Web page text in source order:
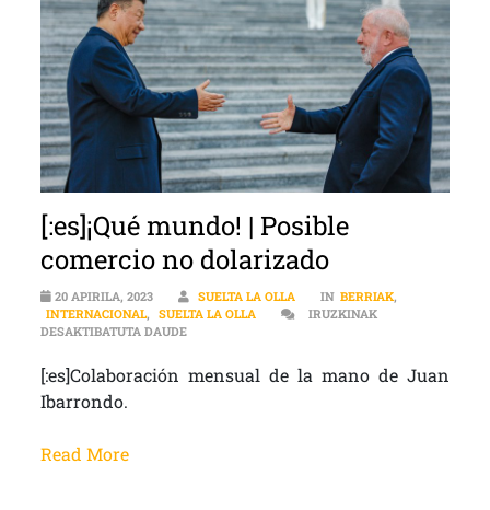
[:es]¡Qué mundo! | Posible
comercio no dolarizado
20 APIRILA, 2023 SUELTA LA OLLA IN BERRIAK,
INTERNACIONAL, SUELTA LA OLLA
IRUZKINAK
DESAKTIBATUTA DAUDE[:ES]¡QUÉ MUNDO! | POSIBLE COMERCIO NO
[:es]Colaboración mensual de la mano de Juan
Ibarrondo.
Read More